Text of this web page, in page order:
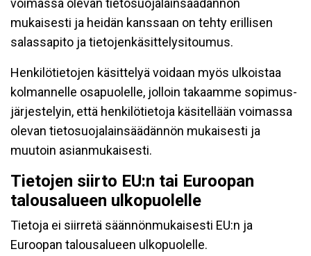
voimassa olevan tietosuojalainsäädännön
mukaisesti ja heidän kanssaan on tehty erillisen
salassapito ja tietojenkäsittelysitoumus.
Henkilötietojen käsittelyä voidaan myös ulkoistaa
kolmannelle osapuolelle, jolloin takaamme sopimus-
järjestelyin, että henkilötietoja käsitellään voimassa
olevan tietosuojalainsäädännön mukaisesti ja
muutoin asianmukaisesti.
Tietojen siirto EU:n tai Euroopan
talousalueen ulkopuolelle
Tietoja ei siirretä säännönmukaisesti EU:n ja
Euroopan talousalueen ulkopuolelle.